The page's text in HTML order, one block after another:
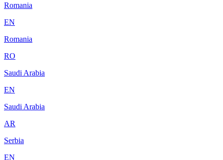
Romania
EN
Romania
RO
Saudi Arabia
EN
Saudi Arabia
AR
Serbia
EN